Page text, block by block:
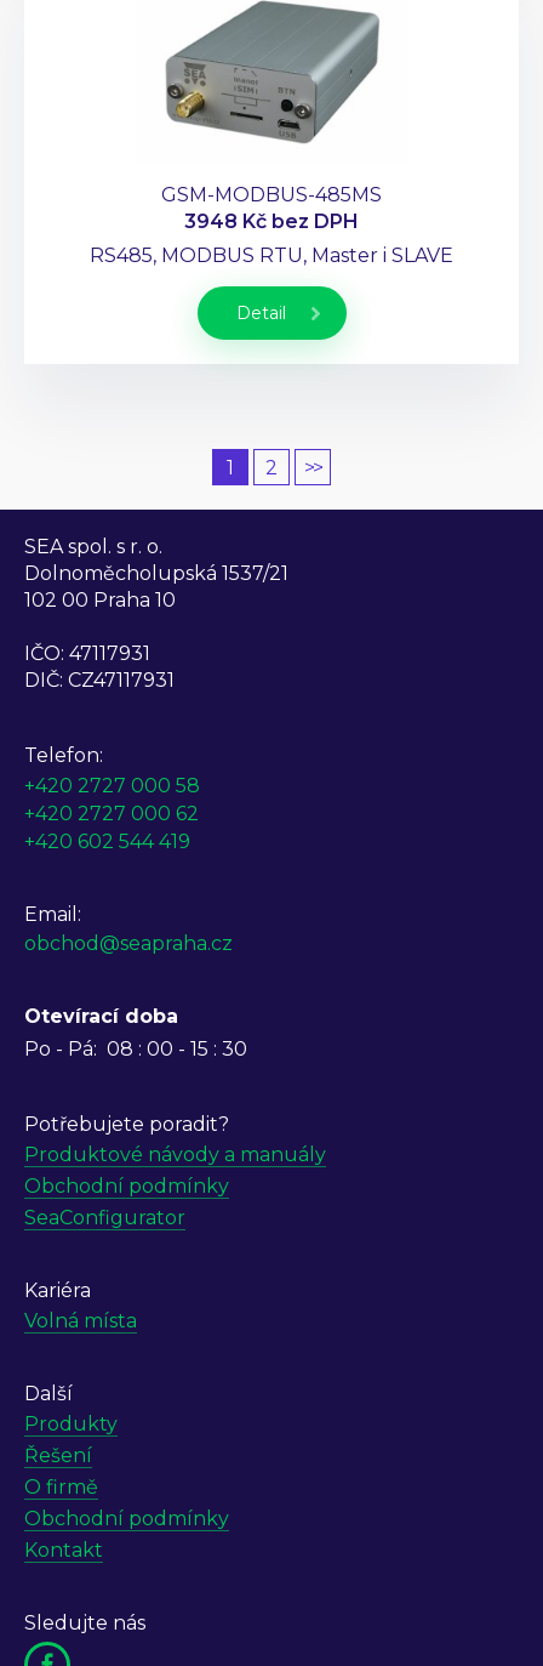
GSM-MODBUS-485MS
3948 Kč bez DPH
RS485, MODBUS RTU, Master i SLAVE
Detail
1 2 >>
SEA spol. s r. o.
Dolnoměcholupská 1537/21
102 00 Praha 10
IČO: 47117931
DIČ: CZ47117931
Telefon:
+420 2727 000 58
+420 2727 000 62
+420 602 544 419
Email:
obchod@seapraha.cz
Otevírací doba
Po - Pá: 08 : 00 - 15 : 30
Potřebujete poradit?
Produktové návody a manuály
Obchodní podmínky
SeaConfigurator
Kariéra
Volná místa
Další
Produkty
Řešení
O firmě
Obchodní podmínky
Kontakt
Sledujte nás